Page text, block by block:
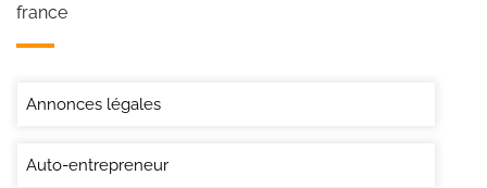
france
Annonces légales
Auto-entrepreneur